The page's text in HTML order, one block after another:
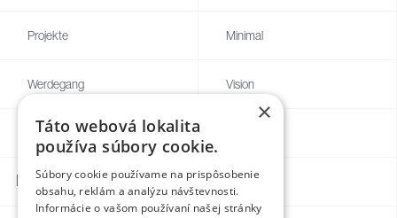
Projekte
Werdegang
Blog
Minimal
Vision
Kontakte
×
Táto webová lokalita
používa súbory cookie.
Súbory cookie používame na prispôsobenie
obsahu, reklám a analýzu návštevnosti.
Informácie o vašom používaní našej stránky